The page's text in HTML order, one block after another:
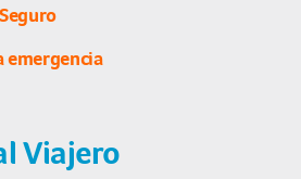
emergencia
Viajero